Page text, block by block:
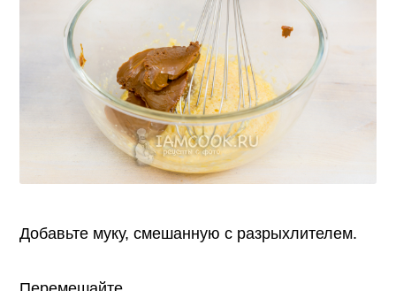
Добавьте муку, смешанную с разрыхлителем.